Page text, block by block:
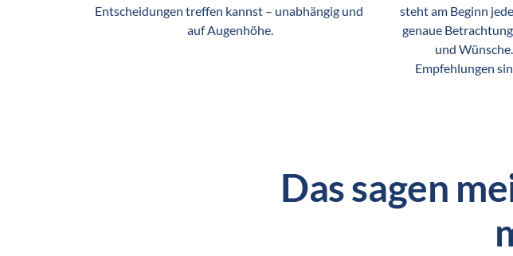
Entscheidungen treffen kannst – unabhängig und
auf Augenhöhe.
steht am Beginn
genaue
und
Empfehlungen
Das sagen